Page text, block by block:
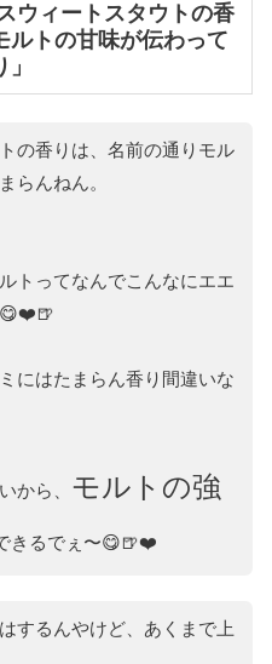
ウィートスタウトの香
ルトの甘味が伝わって
の香りは、名前の通りモル
らんねん。
トってなんでこんなにエエ
にはたまらん香り間違いな
から、 モルトの強
きるでぇ〜😋🍺❤️
するんやけど、あくまで上